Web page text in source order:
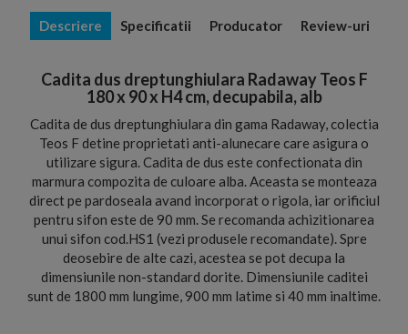
Descriere Specificatii Producator Review-uri
Cadita dus dreptunghiulara Radaway Teos F
180 x 90 x H4 cm, decupabila, alb
Cadita de dus dreptunghiulara din gama Radaway, colectia
Teos F detine proprietati anti-alunecare care asigura o
utilizare sigura. Cadita de dus este confectionata din
marmura compozita de culoare alba. Aceasta se monteaza
direct pe pardoseala avand incorporat o rigola, iar orificiul
pentru sifon este de 90 mm. Se recomanda achizitionarea
unui sifon cod.HS1 (vezi produsele recomandate). Spre
deosebire de alte cazi, acestea se pot decupa la
dimensiunile non-standard dorite. Dimensiunile caditei
sunt de 1800 mm lungime, 900 mm latime si 40 mm inaltime.